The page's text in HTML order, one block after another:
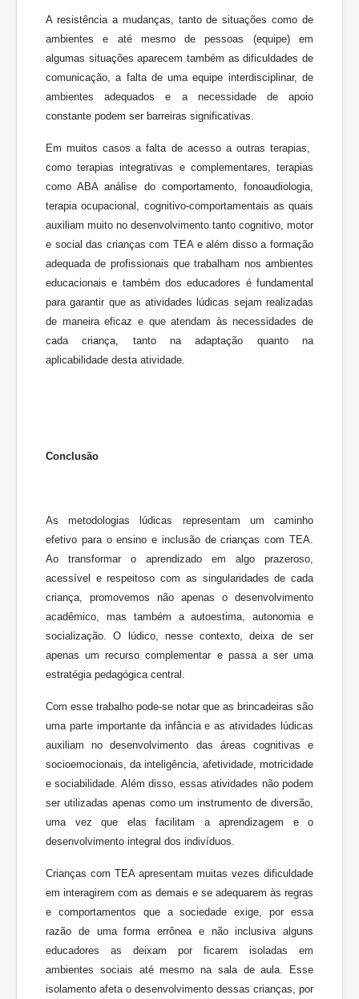
A resistência a mudanças, tanto de situações como de
ambientes e até mesmo de pessoas (equipe) em
algumas situações aparecem também as dificuldades de
comunicação, a falta de uma equipe interdisciplinar, de
ambientes adequados e a necessidade de apoio
constante podem ser barreiras significativas.
Em muitos casos a falta de acesso a outras terapias,
como terapias integrativas e complementares, terapias
como ABA análise do comportamento, fonoaudiologia,
terapia ocupacional, cognitivo-comportamentais as quais
auxiliam muito no desenvolvimento tanto cognitivo, motor
e social das crianças com TEA e além disso a formação
adequada de profissionais que trabalham nos ambientes
educacionais e também dos educadores é fundamental
para garantir que as atividades lúdicas sejam realizadas
de maneira eficaz e que atendam às necessidades de
cada criança, tanto na adaptação quanto na
aplicabilidade desta atividade.
Conclusão
As metodologias lúdicas representam um caminho
efetivo para o ensino e inclusão de crianças com TEA.
Ao transformar o aprendizado em algo prazeroso,
acessível e respeitoso com as singularidades de cada
criança, promovemos não apenas o desenvolvimento
acadêmico, mas também a autoestima, autonomia e
socialização. O lúdico, nesse contexto, deixa de ser
apenas um recurso complementar e passa a ser uma
estratégia pedagógica central.
Com esse trabalho pode-se notar que as brincadeiras são
uma parte importante da infância e as atividades lúdicas
auxiliam no desenvolvimento das áreas cognitivas e
socioemocionais, da inteligência, afetividade, motricidade
e sociabilidade. Além disso, essas atividades não podem
ser utilizadas apenas como um instrumento de diversão,
uma vez que elas facilitam a aprendizagem e o
desenvolvimento integral dos indivíduos.
Crianças com TEA apresentam muitas vezes dificuldade
em interagirem com as demais e se adequarem às regras
e comportamentos que a sociedade exige, por essa
razão de uma forma errônea e não inclusiva alguns
educadores as deixam por ficarem isoladas em
ambientes sociais até mesmo na sala de aula. Esse
isolamento afeta o desenvolvimento dessas crianças, por